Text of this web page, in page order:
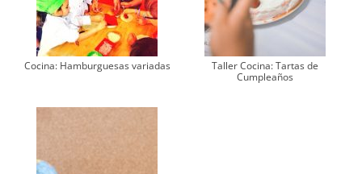
Cocina: Hamburguesas variadas
Taller Cocina: Tartas de
Cumpleaños